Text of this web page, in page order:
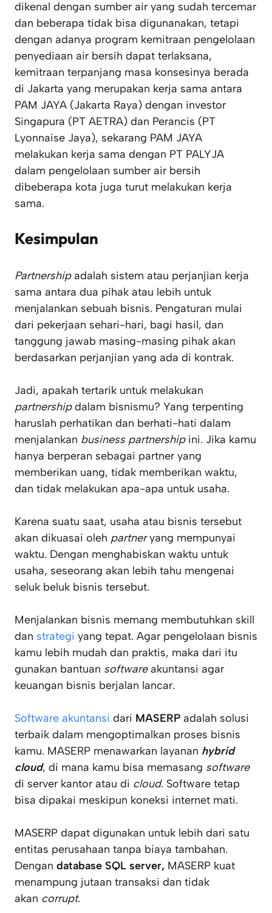
dikenal dengan sumber air yang sudah tercemar
dan beberapa tidak bisa digunanakan, tetapi
dengan adanya program kemitraan pengelolaan
penyediaan air bersih dapat terlaksana,
kemitraan terpanjang masa konsesinya berada
di Jakarta yang merupakan kerja sama antara
PAM JAYA (Jakarta Raya) dengan investor
Singapura (PT AETRA) dan Perancis (PT
Lyonnaise Jaya), sekarang PAM JAYA
melakukan kerja sama dengan PT PALYJA
dalam pengelolaan sumber air bersih
dibeberapa kota juga turut melakukan kerja
sama.
Kesimpulan
Partnershipadalah sistem atau perjanjian kerja
sama antara dua pihak atau lebih untuk
menjalankan sebuah bisnis. Pengaturan mulai
dari pekerjaan sehari-hari, bagi hasil, dan
tanggung jawab masing-masing pihak akan
berdasarkan perjanjian yang ada di kontrak.
Jadi, apakah tertarik untuk melakukan
partnershipdalam bisnismu? Yang terpenting
haruslah perhatikan dan berhati-hati dalam
menjalankan business partnershipini. Jika kamu
hanya berperan sebagai partner yang
memberikan uang, tidak memberikan waktu,
dan tidak melakukan apa-apa untuk usaha.
Karena suatu saat, usaha atau bisnis tersebut
akan dikuasai oleh partneryang mempunyai
waktu. Dengan menghabiskan waktu untuk
usaha, seseorang akan lebih tahu mengenai
seluk beluk bisnis tersebut.
Menjalankan bisnis memang membutuhkan skill
dan strategi yang tepat. Agar pengelolaan bisnis
kamu lebih mudah dan praktis, maka dari itu
gunakan bantuan softwareakuntansi agar
keuangan bisnis berjalan lancar.
Software akuntansi dari MASERP adalah solusi
terbaik dalam mengoptimalkan proses bisnis
kamu. MASERP menawarkan layanan hybrid
cloud, di mana kamu bisa memasang software
di server kantor atau di cloud. Software tetap
bisa dipakai meskipun koneksi internet mati.
MASERP dapat digunakan untuk lebih dari satu
entitas perusahaan tanpa biaya tambahan.
Dengan database SQL server, MASERP kuat
menampung jutaan transaksi dan tidak
akan corrupt.